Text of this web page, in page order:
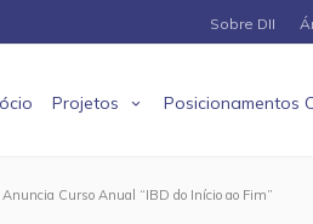
Sobre DII
Projetos Posicionamentos
Curso Anual “IBD do Início ao Fim”